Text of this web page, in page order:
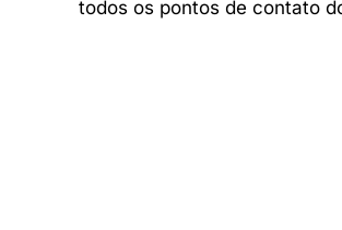
todos os pontos de contato